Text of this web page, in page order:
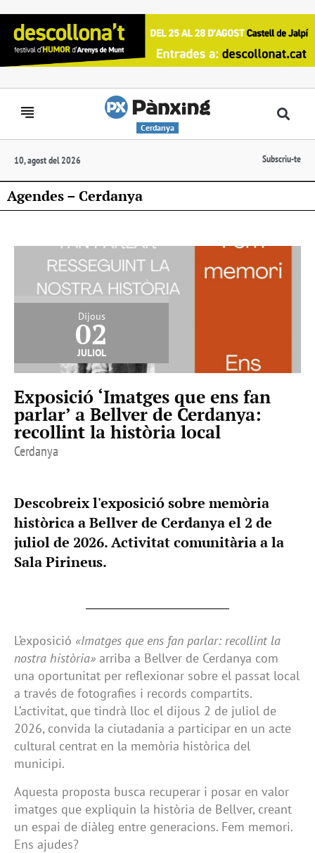
Cerdanya
10, agost del 2026 Subscriu-te
Agendes – Cerdanya
Dijous
02
juliol
Exposició ‘Imatges que ens fan
parlar’ a Bellver de Cerdanya:
recollint la història local
Cerdanya
Descobreix l'exposició sobre memòria
històrica a Bellver de Cerdanya el 2 de
juliol de 2026. Activitat comunitària a la
Sala Pirineus.
L’exposició «Imatges que ens fan parlar: recollint la
nostra història» arriba a Bellver de Cerdanya com
una oportunitat per reflexionar sobre el passat local
a través de fotografies i records compartits.
L’activitat, que tindrà lloc el dijous 2 de juliol de
2026, convida la ciutadania a participar en un acte
cultural centrat en la memòria històrica del
municipi.
Aquesta proposta busca recuperar i posar en valor
imatges que expliquin la història de Bellver, creant
un espai de diàleg entre generacions. Fem memori.
Ens ajudes?